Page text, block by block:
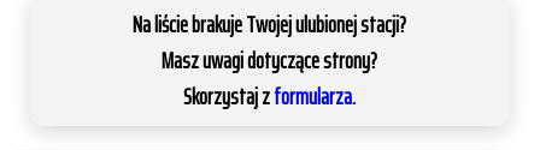
Na liście brakuje Twojej ulubionej stacji?
Masz uwagi dotyczące strony?
Skorzystaj zformularza.